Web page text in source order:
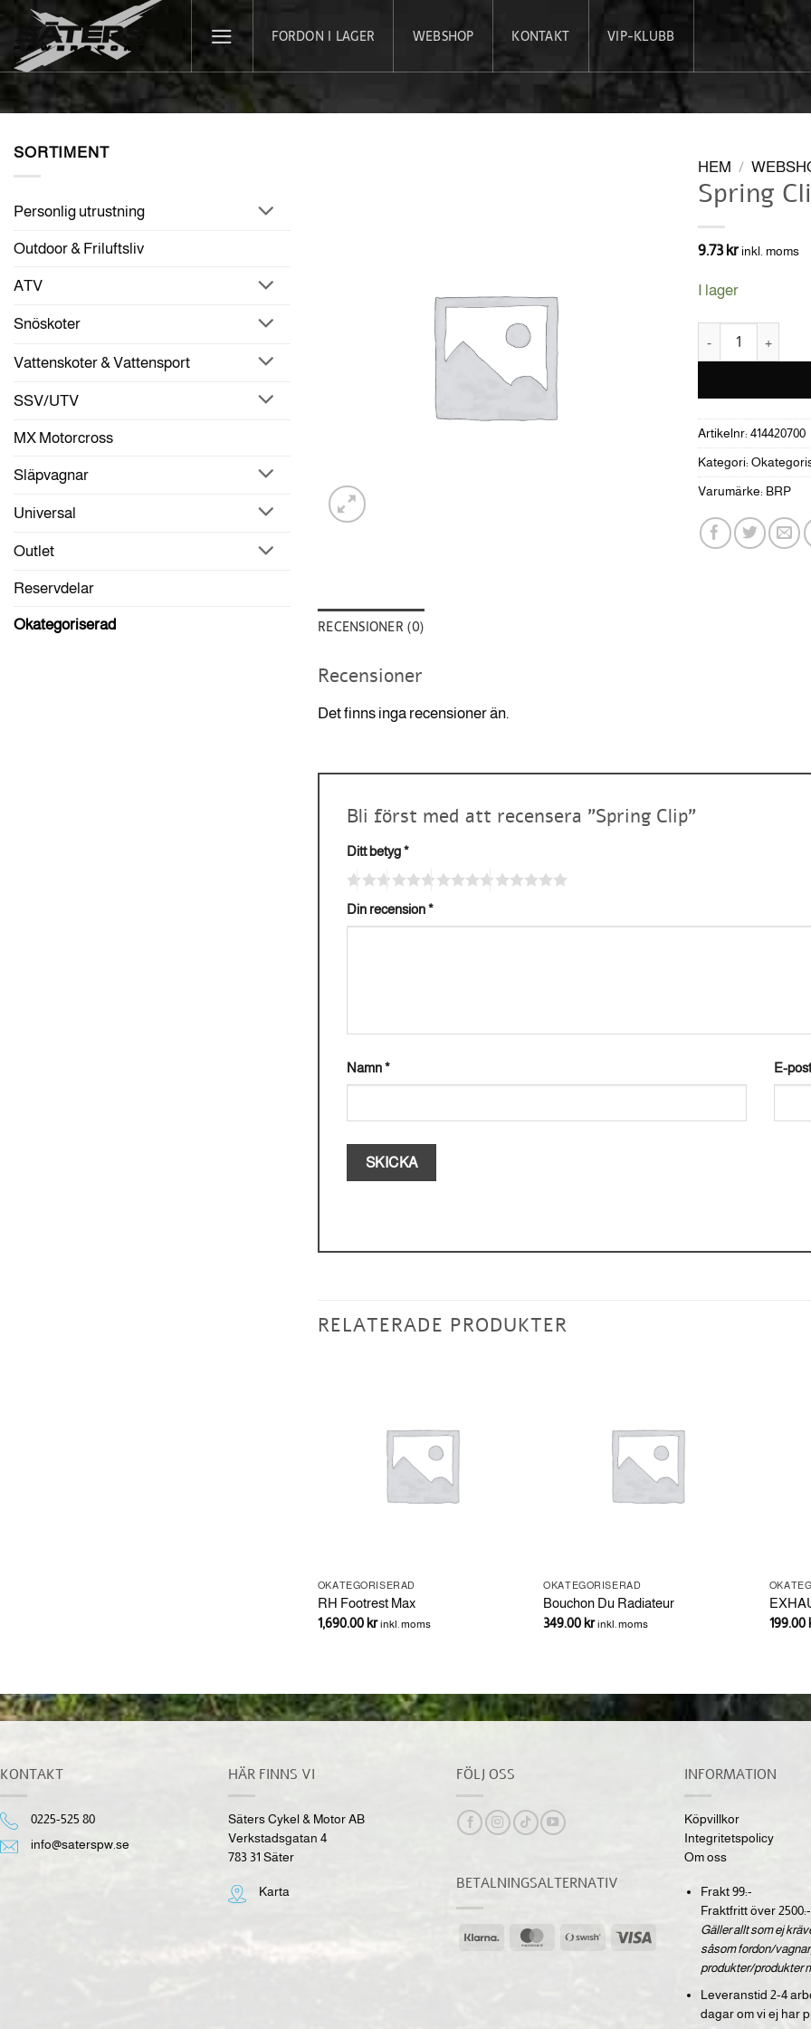
to
content
FORDON I LAGER WEBSHOP KONTAKT VIP-KLUBB
SORTIMENT
Personlig utrustning
Outdoor & Friluftsliv
ATV
Snöskoter
Vattenskoter & Vattensport
SSV/UTV
MX Motorcross
Släpvagnar
Universal
Outlet
Reservdelar
Okategoriserad
HEM /
Spring
9.73kr inkl. moms
I lager
Artikelnr: 414420700
Kategori:
Varumärke: BRP
RECENSIONER (0)
Recensioner
Det finns inga recensioner än.
Bli först med att recensera ”Spring Clip”
Ditt betyg*
Din recension*
Namn* E-
RELATERADE PRODUKTER
OKATEGORISERAD
RH Footrest Max
1,690.00 kr inkl. moms
OKATEGORISERAD
Bouchon Du Radiateur
349.00 kr inkl. moms
199.00
KONTAKT
0225-525 80
info@saterspw.se
HÄR FINNS VI
Säters Cykel & Motor AB
Verkstadsgatan 4
783 31 Säter
Karta
FÖLJ OSS
BETALNINGSALTERNATIV
Klarna MasterCardSwish
INFORMATION
Köpvillkor
Integritetspolicy
Om oss
Frakt 99:-
Fraktfritt över 2500:-
Gäller allt som ej
såsom fordon/
produkter/produkter
Leveranstid 2-4
dagar om vi ej har